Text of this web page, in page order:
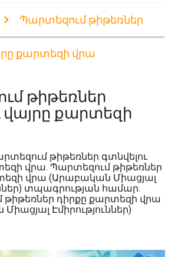
Պարտեզում թիթեռներ
քարտեզի վրա
թիթեռներ
վայրը քարտեզի
թիթեռներ գտնվելու
վրա. Պարտեզում թիթեռներ
վրա (Արաբական Միացյալ
տպագրության համար.
թիթեռներ դիրքը քարտեզի վրա
Էմիրություններ)